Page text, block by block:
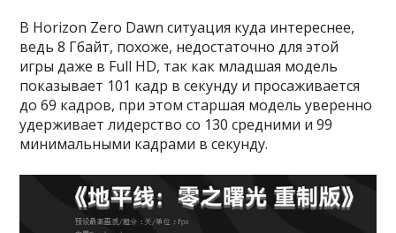
В Horizon Zero Dawn ситуация куда интереснее,
ведь 8 Гбайт, похоже, недостаточно для этой
игры даже в Full HD, так как младшая модель
показывает 101 кадр в секунду и просаживается
до 69 кадров, при этом старшая модель уверенно
удерживает лидерство со 130 средними и 99
минимальными кадрами в секунду.